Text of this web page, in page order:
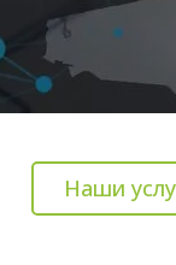
Наши